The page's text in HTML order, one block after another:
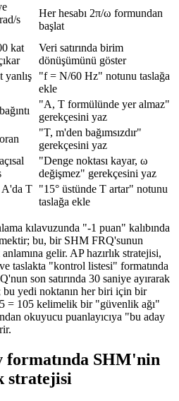
s
Her hesabı 2π/ω formundan
başlat
kat
Veri satırında birim
dönüşümünü göster
yanlış
"f = N/60 Hz" notunu taslağa
ekle
"A, T formülünde yer almaz"
gerekçesini yaz
"T, m'den bağımsızdır"
gerekçesini yaz
"Denge noktası kayar, ω
değişmez" gerekçesini yaz
T "15° üstünde T artar" notunu
taslağa ekle
kılavuzunda "-1 puan" kalıbında
bu, bir SHM FRQ'sunun
gelir. AP hazırlık stratejisi,
taslakta "kontrol listesi" formatında
son satırında 30 saniye ayırarak
bu yedi noktanın her biri için bir
= 105 kelimelik bir "güvenlik ağı"
okuyucu puanlayıcıya "bu aday
formatında SHM'nin
stratejisi